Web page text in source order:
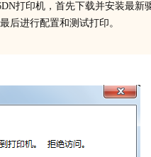
打印机，首先下载并安装最
后进行配置和测试打印。